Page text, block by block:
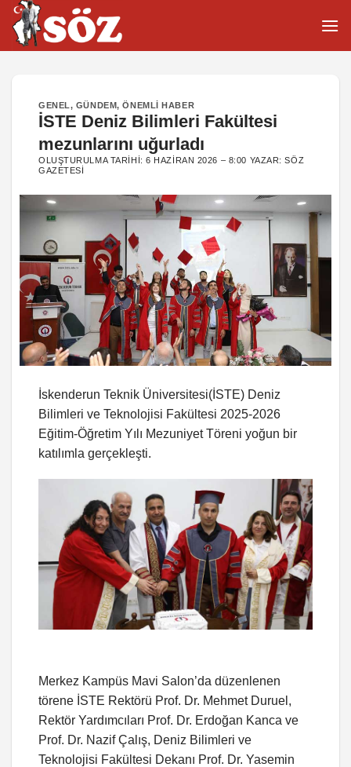
İçeriğe
atla
GENEL, GÜNDEM,ÖNEMLI HABER
İSTE Deniz Bilimleri Fakültesi
mezunlarını uğurladı
OLUŞTURULMA TARIHI:6 HAZIRAN 2026 – 8:00 YAZAR:SÖZ
GAZETESI
İskenderun Teknik Üniversitesi(İSTE) Deniz
Bilimleri ve Teknolojisi Fakültesi 2025-2026
Eğitim-Öğretim Yılı Mezuniyet Töreni yoğun bir
katılımla gerçekleşti.
Merkez Kampüs Mavi Salon’da düzenlenen
törene İSTE Rektörü Prof. Dr. Mehmet Duruel,
Rektör Yardımcıları Prof. Dr. Erdoğan Kanca ve
Prof. Dr. Nazif Çalış, Deniz Bilimleri ve
Teknolojisi Fakültesi Dekanı Prof. Dr. Yasemin